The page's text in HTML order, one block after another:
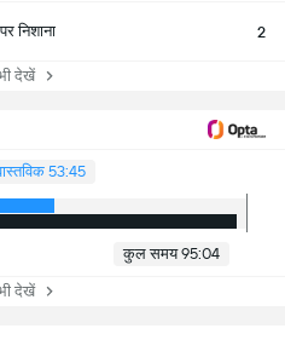
निशाना 2
देखें
53:45
कुल समय 95:04
देखें